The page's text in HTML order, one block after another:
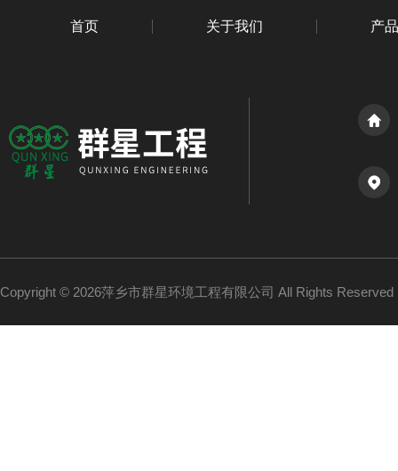
首页 关于我们 产
Copyright © 2026萍乡市群星环境工程有限公司 All Rights